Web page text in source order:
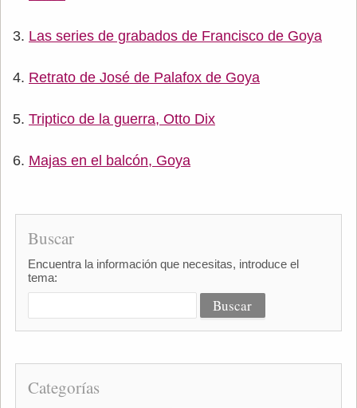
Las series de grabados de Francisco de Goya
Retrato de José de Palafox de Goya
Triptico de la guerra, Otto Dix
Majas en el balcón, Goya
Buscar
Encuentra la información que necesitas, introduce el
tema:
Categorías